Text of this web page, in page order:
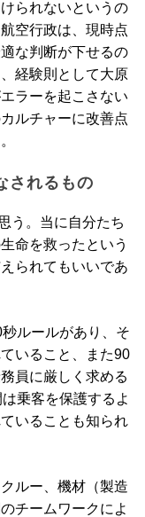
られないというの
空行政は、現時点
な判断が下せるの
経験則として大原
ラーを起こさない
ルチャーに改善点
されるもの
う。当に自分たち
命を救ったという
られてもいいであ
ルールがあり、そ
いること、また90
員に厳しく求める
乗客を保護するよ
いることも知られ
ルー、機材（製造
チームワークによ